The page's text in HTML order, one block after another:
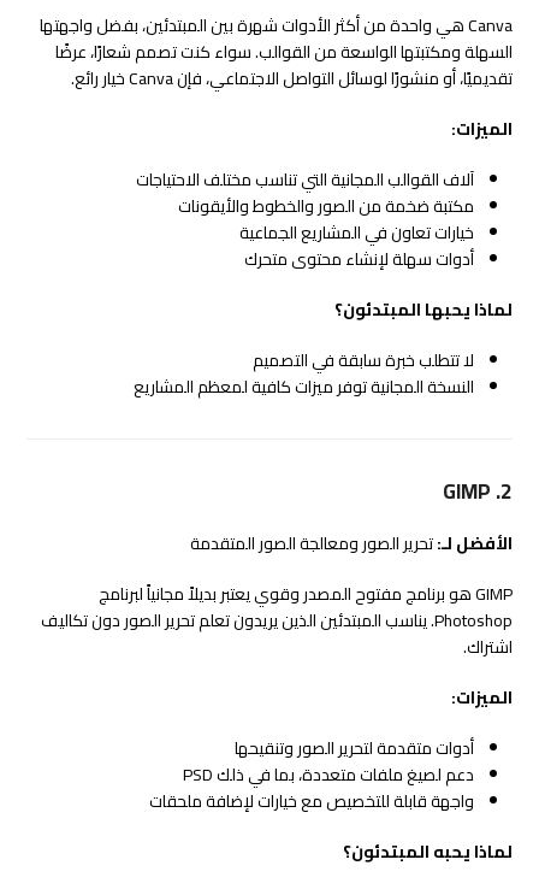
Canva هي واحدة من أكثر الأدوات شهرة بين المبتدئين، بفضل واجهتها
السهلة ومكتبتها الواسعة من القوالب. سواء كنت تصمم شعارًا، عرضًا
تقديميًا، أو منشورًا لوسائل التواصل الاجتماعي، فإن Canva خيار رائع.
الميزات:
آلاف القوالب المجانية التي تناسب مختلف الاحتياجات
مكتبة ضخمة من الصور والخطوط والأيقونات
خيارات تعاون في المشاريع الجماعية
أدوات سهلة لإنشاء محتوى متحرك
لماذا يحبها المبتدئون؟
لا تتطلب خبرة سابقة في التصميم
النسخة المجانية توفر ميزات كافية لمعظم المشاريع
2. GIMP
الأفضل لـ:تحرير الصور ومعالجة الصور المتقدمة
GIMP هو برنامج مفتوح المصدر وقوي يعتبر بديلاً مجانياً لبرنامج
Photoshop. يناسب المبتدئين الذين يريدون تعلم تحرير الصور دون تكاليف
اشتراك.
الميزات:
أدوات متقدمة لتحرير الصور وتنقيحها
دعم لصيغ ملفات متعددة، بما في ذلك PSD
واجهة قابلة للتخصيص مع خيارات لإضافة ملحقات
لماذا يحبه المبتدئون؟